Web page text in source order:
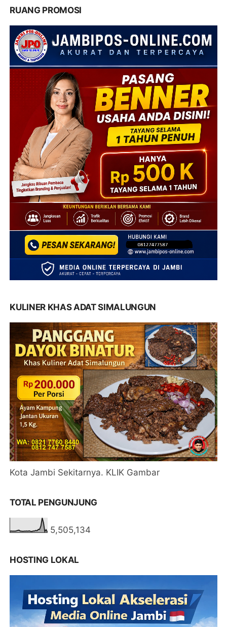
RUANG PROMOSI
KULINER KHAS ADAT SIMALUNGUN
Kota Jambi Sekitarnya. KLIK Gambar
TOTAL PENGUNJUNG
5,505,134
HOSTING LOKAL